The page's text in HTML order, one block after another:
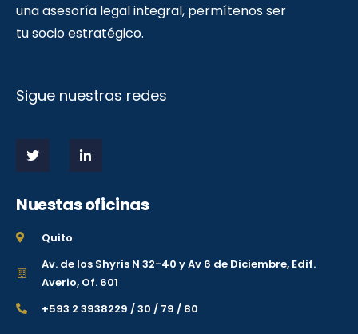
una asesoría legal integral, permítenos ser
tu socio estratégico.
Sigue nuestras redes
Nuestas oficinas
Quito
Av. de los Shyris N 32-40 y Av 6 de Diciembre, Edif.
Averio, Of. 601
+593 2 3938229 / 30 / 79 / 80